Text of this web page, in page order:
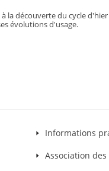
la découverte du cycle d'hier
évolutions d'usage.
Informations
Association